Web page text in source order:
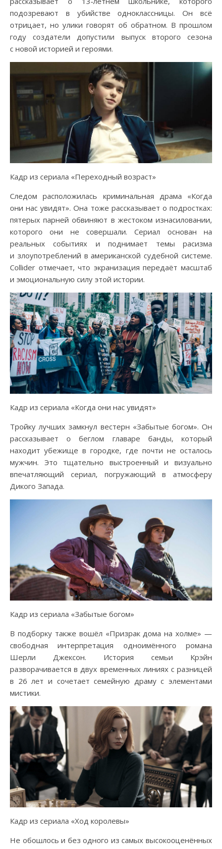
подозревают в убийстве одноклассницы. Он всё
отрицает, но улики говорят об обратном. В прошлом
году создатели допустили выпуск второго сезона
с новой историей и героями.
Кадр из сериала «Переходный возраст»
Следом расположилась криминальная драма «Когда
они нас увидят». Она тоже рассказывает о подростках:
пятерых парней обвиняют в жестоком изнасиловании,
которого они не совершали. Сериал основан на
реальных событиях и поднимает темы расизма
и злоупотреблений в американской судебной системе.
Collider отмечает, что экранизация передаёт масштаб
и эмоциональную силу этой истории.
Кадр из сериала «Когда они нас увидят»
Тройку лучших замкнул вестерн «Забытые богом». Он
рассказывает о беглом главаре банды, который
находит убежище в городке, где почти не осталось
мужчин. Это тщательно выстроенный и визуально
впечатляющий сериал, погружающий в атмосферу
Дикого Запада.
Кадр из сериала «Забытые богом»
В подборку также вошёл «Призрак дома на холме» —
свободная интерпретация одноимённого романа
Шерли Джексон. История семьи Крэйн
разворачивается в двух временных линиях с разницей
в 26 лет и сочетает семейную драму с элементами
мистики.
Кадр из сериала «Ход королевы»
Не обошлось и без одного из самых высокооценённых